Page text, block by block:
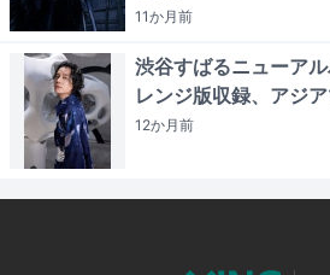
11か月前
渋谷すばるニューア
レンジ版収録、アジ
12か月前